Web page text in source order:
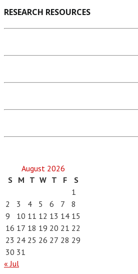
RESEARCH RESOURCES
August 2026
S
M T W T F
S
1
2
3 4 5 6 7
8
9
10 11 12 13 14 15
16 17 18 19 20 21 22
23 24 25 26 27 28 29
30 31
« Jul